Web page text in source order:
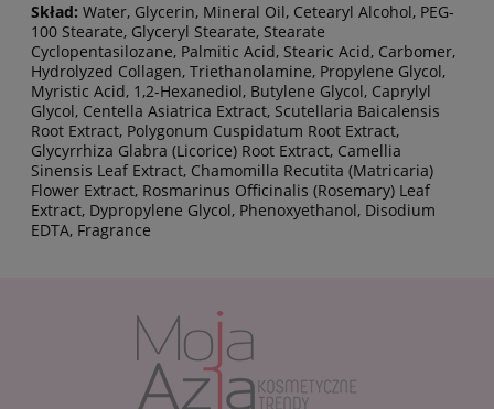
Skład: Water, Glycerin, Mineral Oil, Cetearyl Alcohol, PEG-
100 Stearate, Glyceryl Stearate, Stearate
Cyclopentasilozane, Palmitic Acid, Stearic Acid, Carbomer,
Hydrolyzed Collagen, Triethanolamine, Propylene Glycol,
Myristic Acid, 1,2-Hexanediol, Butylene Glycol, Caprylyl
Glycol, Centella Asiatrica Extract, Scutellaria Baicalensis
Root Extract, Polygonum Cuspidatum Root Extract,
Glycyrrhiza Glabra (Licorice) Root Extract, Camellia
Sinensis Leaf Extract, Chamomilla Recutita (Matricaria)
Flower Extract, Rosmarinus Officinalis (Rosemary) Leaf
Extract, Dypropylene Glycol, Phenoxyethanol, Disodium
EDTA, Fragrance